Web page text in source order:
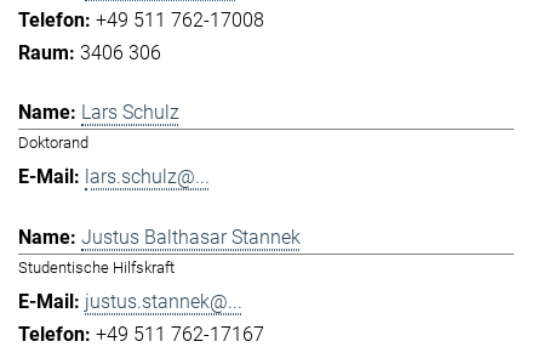
+49 511 762-17008
3406 306
Lars Schulz
Doktorand
lars.schulz@...
Justus Balthasar Stannek
Studentische Hilfskraft
justus.stannek@...
+49 511 762-17167